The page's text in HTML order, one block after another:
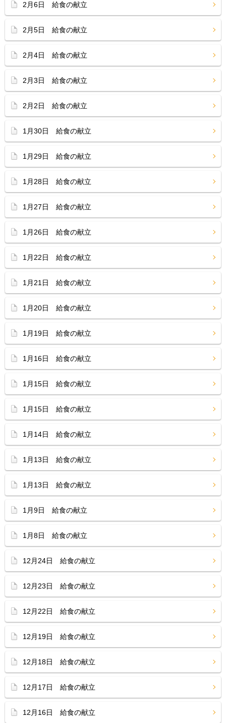
2月6日 給食の献立
2月5日 給食の献立
2月4日 給食の献立
2月3日 給食の献立
2月2日 給食の献立
1月30日 給食の献立
1月29日 給食の献立
1月28日 給食の献立
1月27日 給食の献立
1月26日 給食の献立
1月22日 給食の献立
1月21日 給食の献立
1月20日 給食の献立
1月19日 給食の献立
1月16日 給食の献立
1月15日 給食の献立
1月15日 給食の献立
1月14日 給食の献立
1月13日 給食の献立
1月13日 給食の献立
1月9日 給食の献立
1月8日 給食の献立
12月24日 給食の献立
12月23日 給食の献立
12月22日 給食の献立
12月19日 給食の献立
12月18日 給食の献立
12月17日 給食の献立
12月16日 給食の献立